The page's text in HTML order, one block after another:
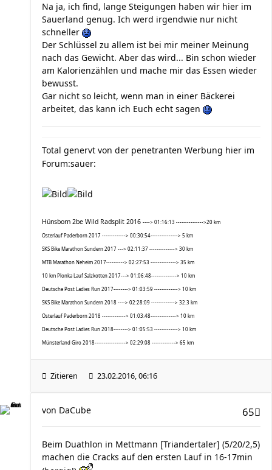
Na ja, ich find, lange Steigungen haben wir hier im
Sauerland genug. Ich werd irgendwie nur nicht
schneller
Der Schlüssel zu allem ist bei mir meiner Meinung
nach das Gewicht. Aber das wird... Bin schon wieder
am Kalorienzählen und mache mir das Essen wieder
bewusst.
Gar nicht so leicht, wenn man in einer Bäckerei
arbeitet, das kann ich Euch echt sagen
Total genervt von der penetranten Werbung hier im
Forum:sauer:
Hünsborn 2be Wild Radsplit 2016 ----> 01:16:13 --------------->20 km
Osterlauf Paderborn 2017 -------------> 00:30:54---------------> 5 km
SKS Bike Marathon Sundern 2017 ---> 02:11:37 --------------> 30 km
MTB Marathon Neheim 2017----------> 02:27:53 --------------> 35 km
10 km Plonka Lauf Salzkotten 2017---> 01:06:48--------------> 10 km
Deutsche Post Ladies Run 2017--------> 01:03:59 -------------> 10 km
SKS Bike Marathon Sundern 2018 ----> 02:28:09 -------------> 32.3 km
Osterlauf Paderborn 2018 -------------> 01:03:48--------------> 10 km
Deutsche Post Ladies Run 2018--------> 01:05:53 -------------> 10 km
Münsterland Giro 2018-----------------> 02:29:08 -------------> 65 km
Zitieren 23.02.2016, 06:16
65
von DaCube
Beim Duathlon in Mettmann [Triandertaler] (5/20/2,5)
machen die Cracks auf den ersten Lauf in 16-17min